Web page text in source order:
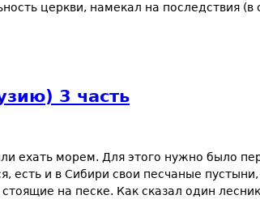
церкви, намекал на последствия
3 часть
ехать морем. Для этого нужно было
и в Сибири свои песчаные
на песке. Как сказал один